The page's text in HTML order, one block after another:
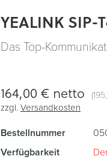
YEALINK SIP-
Das Top-
164,00 € netto (
zzgl. Versandkosten
Bestellnummer
Verfügbarkeit